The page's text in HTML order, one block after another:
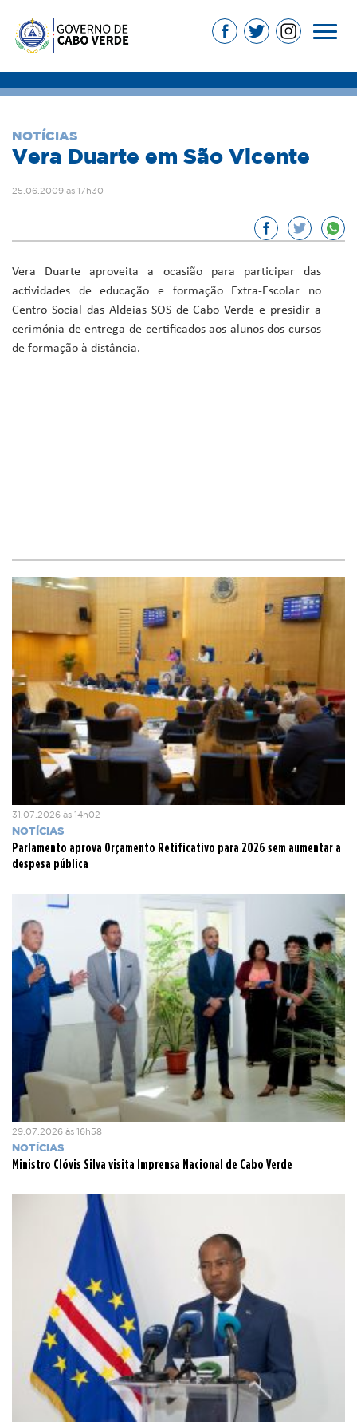
NOTÍCIAS
Vera Duarte em São Vicente
25.06.2009 às 17h30
Vera Duarte aproveita a ocasião para participar das
actividades de educação e formação Extra-Escolar no
Centro Social das Aldeias SOS de Cabo Verde e presidir a
cerimónia de entrega de certificados aos alunos dos cursos
de formação à distância.
31.07.2026 às 14h02
NOTÍCIAS
Parlamento aprova Orçamento Retificativo para 2026 sem aumentar a
despesa pública
29.07.2026 às 16h58
NOTÍCIAS
Ministro Clóvis Silva visita Imprensa Nacional de Cabo Verde